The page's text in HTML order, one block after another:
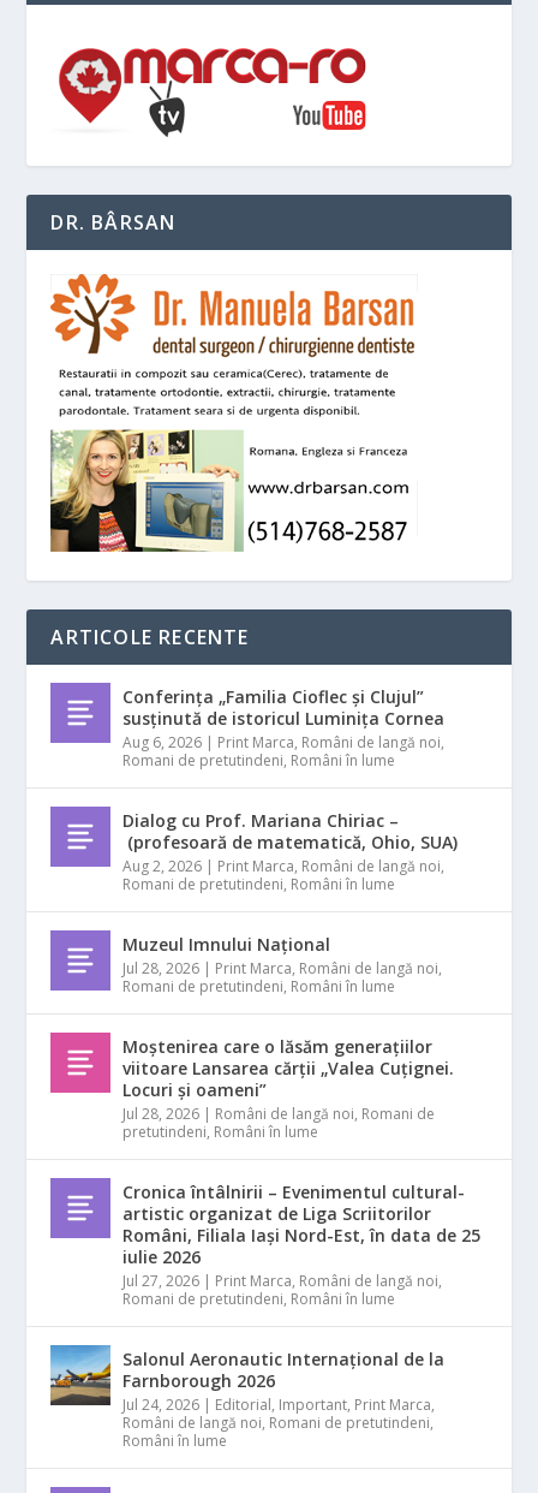
DR. BÂRSAN
ARTICOLE RECENTE
Conferința „Familia Cioflec și Clujul”
susținută de istoricul Luminița Cornea
Aug 6, 2026 | Print Marca, Români de langă noi,
Romani de pretutindeni, Români în lume
Dialog cu Prof. Mariana Chiriac –
(profesoară de matematică, Ohio, SUA)
Aug 2, 2026 | Print Marca, Români de langă noi,
Romani de pretutindeni, Români în lume
Muzeul Imnului Național
Jul 28, 2026 | Print Marca, Români de langă noi,
Romani de pretutindeni, Români în lume
Moștenirea care o lăsăm generațiilor
viitoare Lansarea cărții „Valea Cuțignei.
Locuri și oameni”
Jul 28, 2026 | Români de langă noi, Romani de
pretutindeni, Români în lume
Cronica întâlnirii – Evenimentul cultural-
artistic organizat de Liga Scriitorilor
Români, Filiala Iași Nord-Est, în data de 25
iulie 2026
Jul 27, 2026 | Print Marca, Români de langă noi,
Romani de pretutindeni, Români în lume
Salonul Aeronautic Internațional de la
Farnborough 2026
Jul 24, 2026 | Editorial, Important, Print Marca,
Români de langă noi, Romani de pretutindeni,
Români în lume